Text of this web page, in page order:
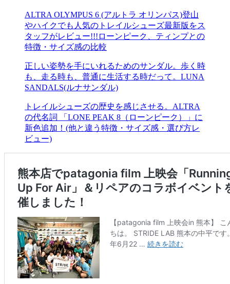
ALTRA OLYMPUS 6 (アルトラ オリンパス)登山
やハイクでも人気のトレイルシューズ最新版をス
タッフがレビュー!!!ローンピーク、ティンプとの
特徴・サイズ感の比較
正しい姿勢を手にいれるためのサンダル。歩く時
も、走る時も、普通に生活する時だって。LUNA
SANDALS(ルナサンダル)
トレイルシューズの歴史を感じさせる。ALTRA
の代名詞 「LONE PEAK 8（ローンピーク）」に
新色追加！(他と違う特徴・サイズ感・選び方レ
ビュー)